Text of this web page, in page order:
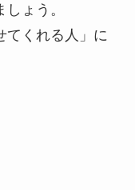
ょう。
てくれる人」に